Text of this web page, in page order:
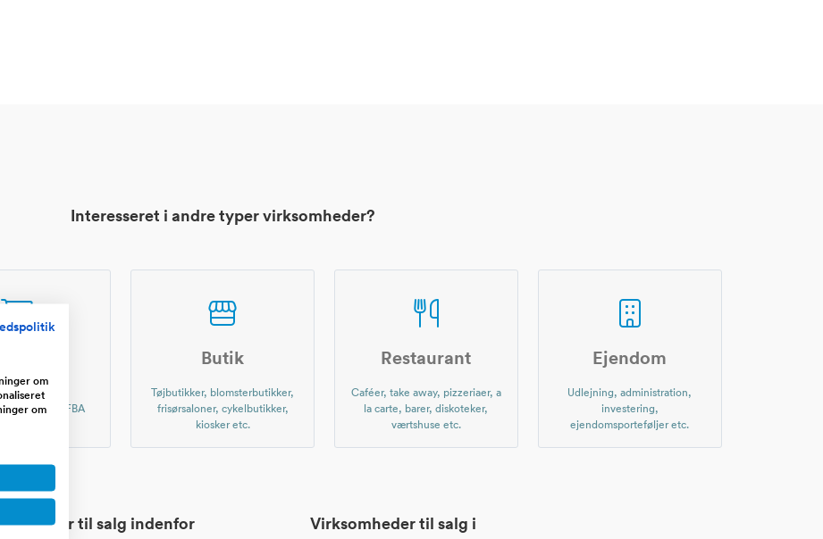
Interesseret i andre typer virksomheder?
over nettet,
Amazon FBA
Butik
Tøjbutikker, blomsterbutikker,
frisørsaloner, cykelbutikker,
kiosker etc.
Restaurant
Caféer, take away, pizzeriaer, a
la carte, barer, diskoteker,
værtshuse etc.
Ejendom
Udlejning, administration,
investering,
ejendomsporteføljer etc.
til salg indenfor Virksomheder til salg i
om
om